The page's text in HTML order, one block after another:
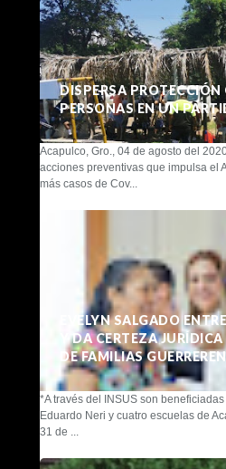
DISPERSA PROTECCIÓN
PERSONAS EN UN
Acapulco, Gro., 04 de agosto del
acciones preventivas que impulsa el
más casos de Cov...
EVELYN SALGADO
Y DA CERTEZA
DE FAMILIAS
*A través del INSUS son
Eduardo Neri y cuatro escuelas de
31 de ...